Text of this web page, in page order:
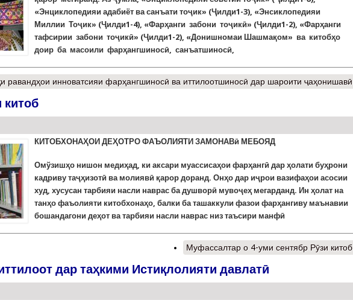
«Энциклопедияи адабиёт ва санъати тоҷик» (Ҷилди1-3), «Энсиклопедияи
Миллии Тоҷик» (Ҷилди1-4), «Фарҳанги забони тоҷикӣ» (Ҷилди1-2), «Фарҳанги
тафсирии забони тоҷикӣ» (Ҷилди1-2), «Донишномаи Шашмақом» ва китобҳо
доир ба масоили фарҳангшиносӣ, санъатшиносӣ,
равандҳои инноватсияи фарҳангшиносӣ ва иттилоотшиносӣ дар шароити ҷаҳонишавӣ
китоб
КИТОБХОНАҲОИ ДЕҲОТРО ФАЪОЛИЯТИ ЗАМОНАВӣ МЕБОЯД
Омўзишҳо нишон медиҳад, ки аксари муассисаҳои фарҳангӣ дар ҳолати буҳрони
кадриву таҷҳизотӣ ва молиявӣ қарор доранд. Онҳо дар иҷрои вазифаҳои асосии
худ, хусусан тарбияи насли наврас ба душворӣ мувоҷеҳ мегарданд. Ин ҳолат на
танҳо фаъолияти китобхонаҳо, балки ба ташаккули фазои фарҳангиву маънавии
бошандагони деҳот ва тарбияи насли наврас низ таъсири манфӣ
Муфассалтар о 4-уми сентябр Рӯзи китоб
дар таҳкими Истиқлолияти давлатӣ